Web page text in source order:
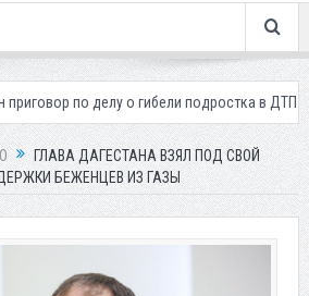
делу о гибели подростка в ДТП Путин
ГЛАВА ДАГЕСТАНА ВЗЯЛ ПОД СВОЙ
БЕЖЕНЦЕВ ИЗ ГАЗЫ